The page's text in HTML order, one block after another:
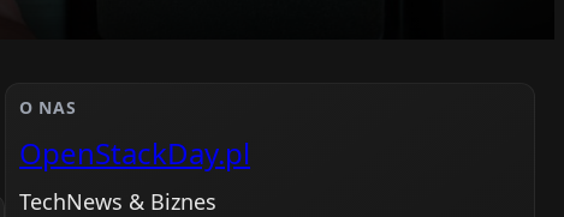
O NAS
OpenStackDay.pl
TechNews & Biznes